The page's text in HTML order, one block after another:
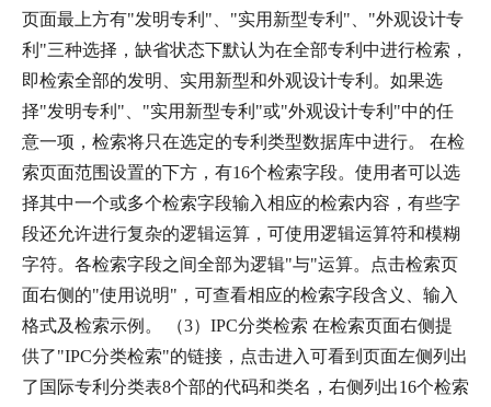
页面最上方有"发明专利"、"实用新型专利"、"外观设计专
利"三种选择，缺省状态下默认为在全部专利中进行检索，
即检索全部的发明、实用新型和外观设计专利。如果选
择"发明专利"、"实用新型专利"或"外观设计专利"中的任
意一项，检索将只在选定的专利类型数据库中进行。 在检
索页面范围设置的下方，有16个检索字段。使用者可以选
择其中一个或多个检索字段输入相应的检索内容，有些字
段还允许进行复杂的逻辑运算，可使用逻辑运算符和模糊
字符。各检索字段之间全部为逻辑"与"运算。点击检索页
面右侧的"使用说明"，可查看相应的检索字段含义、输入
格式及检索示例。 （3）IPC分类检索 在检索页面右侧提
供了"IPC分类检索"的链接，点击进入可看到页面左侧列出
了国际专利分类表8个部的代码和类名，右侧列出16个检索